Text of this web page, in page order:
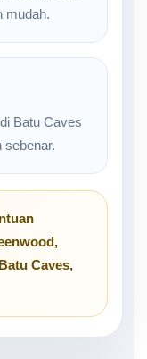
mudah.
Batu Caves
sebenar.
,
Batu Caves,